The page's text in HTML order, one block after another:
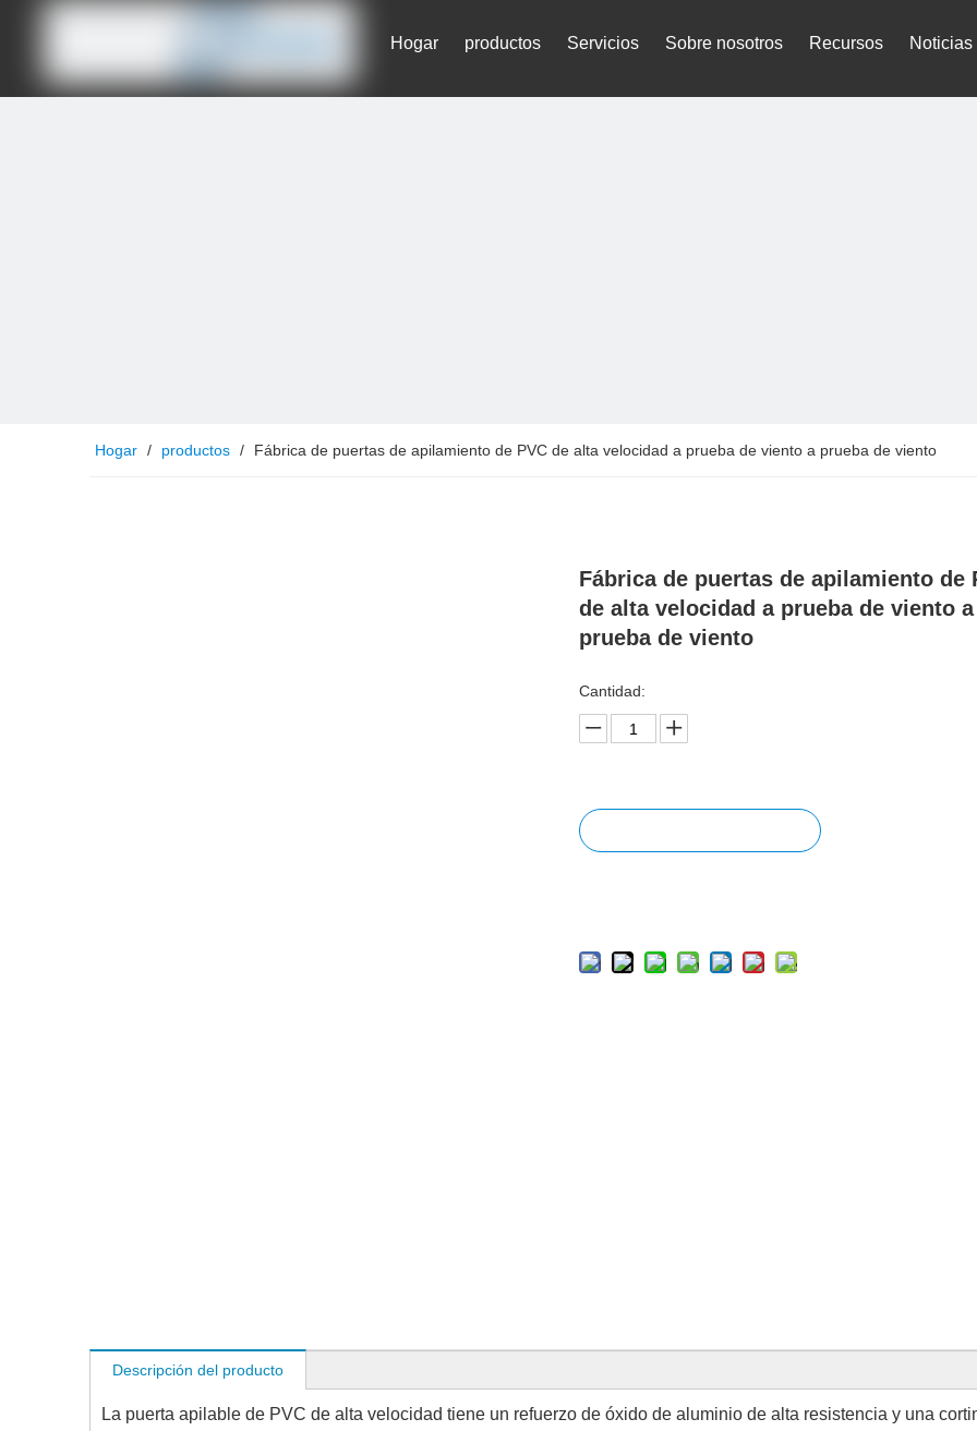
Hogar productos Servicios Sobre nosotros Recursos Noticias
Hogar / productos / Fábrica de puertas de apilamiento de PVC de alta velocidad a prueba de viento a prueba de viento
Fábrica de puertas de apilamiento de
de alta velocidad a prueba de viento a
prueba de viento
Cantidad:
Descripción del producto
La puerta apilable de PVC de alta velocidad tiene un refuerzo de óxido de aluminio de alta resistencia y una